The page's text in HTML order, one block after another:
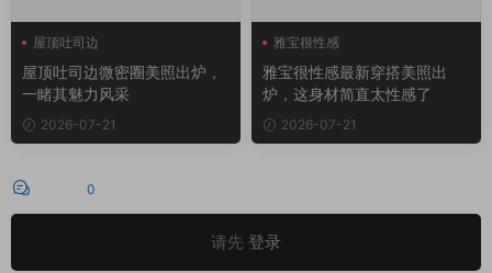
屋顶吐司边
屋顶吐司边微密圈
屋顶吐司边微密圈美照出炉，
一睹其魅力风采
2026-07-21
雅宝很性感
雅宝很性感最新穿搭美照出
炉，这身材简直太性感了
2026-07-21
0
请先 登录